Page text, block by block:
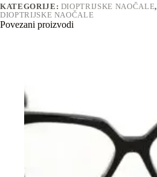
KATEGORIJE: DIOPTRIJSKE NAOČALE,
DIOPTRIJSKE NAOČALE
Povezani proizvodi